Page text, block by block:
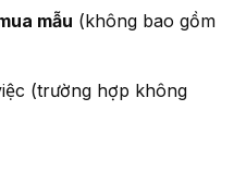
mẫu (không bao gồm
(trường hợp không